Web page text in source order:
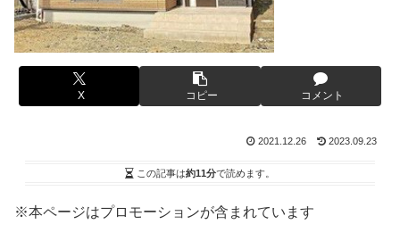
X コピー コメント
2021.12.26 2023.09.23
この記事は約11分で読めます。
※本ページはプロモーションが含まれています